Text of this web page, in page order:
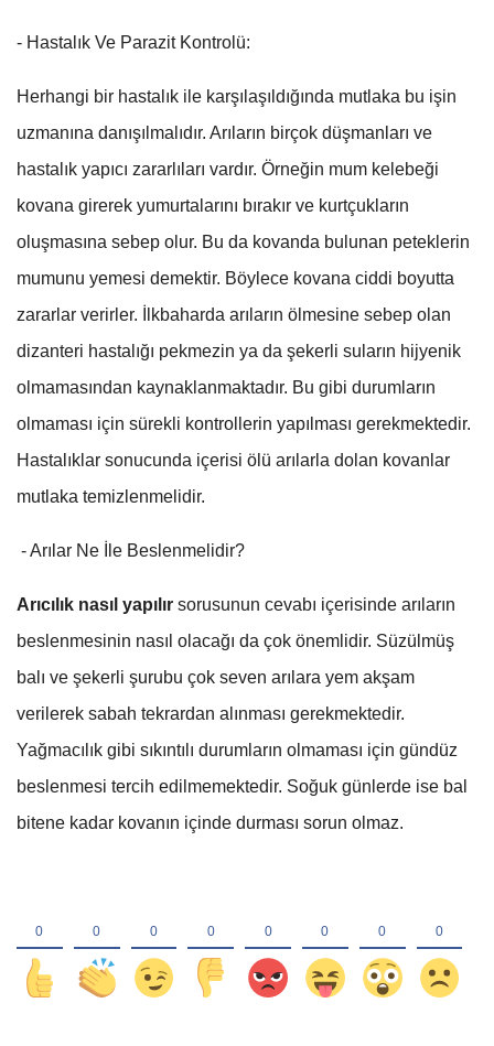
- Hastalık Ve Parazit Kontrolü:
Herhangi bir hastalık ile karşılaşıldığında mutlaka bu işin
uzmanına danışılmalıdır. Arıların birçok düşmanları ve
hastalık yapıcı zararlıları vardır. Örneğin mum kelebeği
kovana girerek yumurtalarını bırakır ve kurtçukların
oluşmasına sebep olur. Bu da kovanda bulunan peteklerin
mumunu yemesi demektir. Böylece kovana ciddi boyutta
zararlar verirler. İlkbaharda arıların ölmesine sebep olan
dizanteri hastalığı pekmezin ya da şekerli suların hijyenik
olmamasından kaynaklanmaktadır. Bu gibi durumların
olmaması için sürekli kontrollerin yapılması gerekmektedir.
Hastalıklar sonucunda içerisi ölü arılarla dolan kovanlar
mutlaka temizlenmelidir.
- Arılar Ne İle Beslenmelidir?
Arıcılık nasıl yapılır sorusunun cevabı içerisinde arıların
beslenmesinin nasıl olacağı da çok önemlidir. Süzülmüş
balı ve şekerli şurubu çok seven arılara yem akşam
verilerek sabah tekrardan alınması gerekmektedir.
Yağmacılık gibi sıkıntılı durumların olmaması için gündüz
beslenmesi tercih edilmemektedir. Soğuk günlerde ise bal
bitene kadar kovanın içinde durması sorun olmaz.